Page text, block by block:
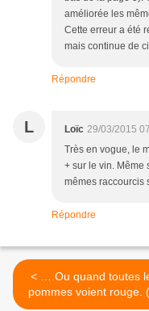
améliorée les
Cette erreur a été
mais continue de
Répondre
L Loïc 29/03/2015
Très en vogue, le
+ sur le vin. Même
mêmes raccourcis
Répondre
< ….Ou quand toutes les
pommes voient rouge.